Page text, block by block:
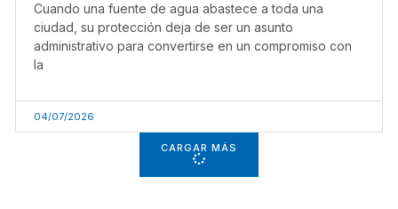
Cuando una fuente de agua abastece a toda una
ciudad, su protección deja de ser un asunto
administrativo para convertirse en un compromiso con
la
04/07/2026
CARGAR MÁS